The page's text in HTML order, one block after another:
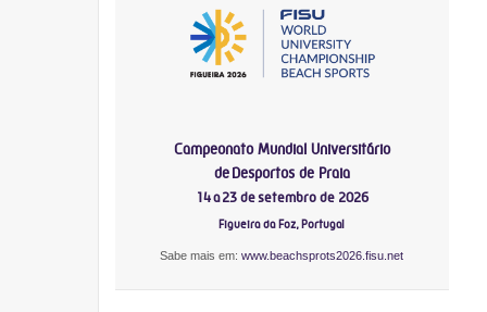
Campeonato Mundial Universitário
de Desportos de Praia
14 a 23 de setembro de 2026
Figueira da Foz, Portugal
Sabe mais em:www.beachsprots2026.fisu.net